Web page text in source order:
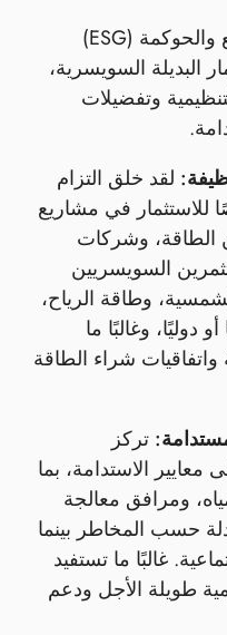
أصبحت اعتبارات البيئة والمجتمع والحوكمة (ESG)
البديلة السويسرية،
وتفضيلات
لقد خلق التزام
للاستثمار في مشاريع
الطاقة، وشركات
السويسريين
وطاقة الرياح،
دوليًا، وغالبًا ما
شراء الطاقة
تركز
معايير الاستدامة، بما
ومرافق معالجة
حسب المخاطر بينما
غالبًا ما تستفيد
طويلة الأجل ودعم